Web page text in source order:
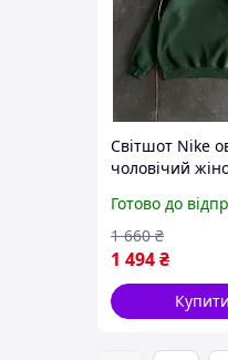
Світшот Nike
чоловічий
спортивна
Готово до
1 494₴
1 660 ₴
Купити